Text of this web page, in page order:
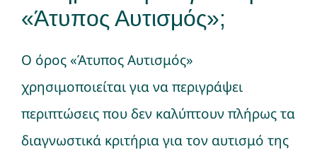
Q&A
On air
Χρήσιμοι Σύνδεσμοι
«Άτυπος Αυτισμός»;
Ο όρος «Άτυπος Αυτισμός»
χρησιμοποιείται για να περιγράψει
περιπτώσεις που δεν καλύπτουν πλήρως τα
διαγνωστικά κριτήρια για τον αυτισμό της